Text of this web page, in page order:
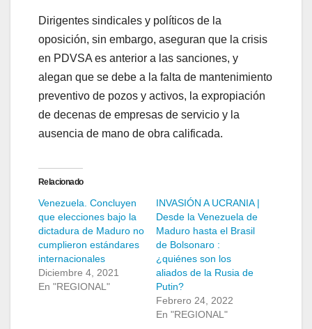
Dirigentes sindicales y políticos de la
oposición, sin embargo, aseguran que la crisis
en PDVSA es anterior a las sanciones, y
alegan que se debe a la falta de mantenimiento
preventivo de pozos y activos, la expropiación
de decenas de empresas de servicio y la
ausencia de mano de obra calificada.
Relacionado
Venezuela. Concluyen
que elecciones bajo la
dictadura de Maduro no
cumplieron estándares
internacionales
Diciembre 4, 2021
En "REGIONAL"
INVASIÓN A UCRANIA |
Desde la Venezuela de
Maduro hasta el Brasil
de Bolsonaro :
¿quiénes son los
aliados de la Rusia de
Putin?
Febrero 24, 2022
En "REGIONAL"